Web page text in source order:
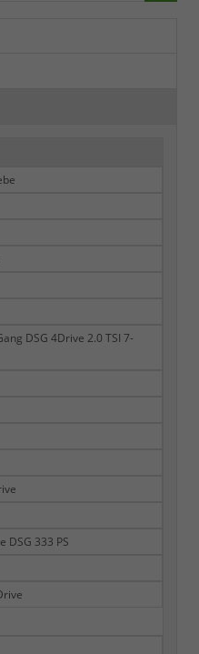
DSG 4Drive 2.0 TSI 7-
DSG 333 PS